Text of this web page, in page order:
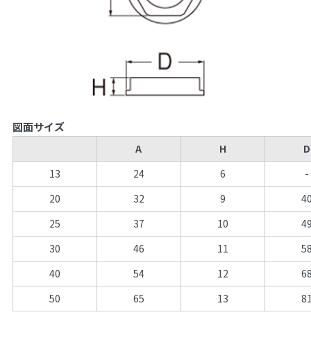
図面サイズ
A H
D
13
24 6
-
20
32 9
25
37 10
30
46 11
40
54 12
50
65 13